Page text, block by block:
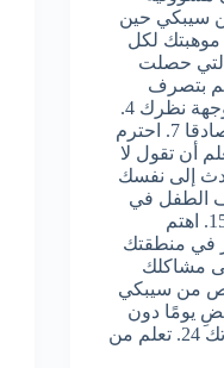
سيبكي حين
1. اكتشف موهبتك لكل
حصلت
كل يوم، قم بتصرف
لطيف لشخص غريب 3. دافع على وجهة نظرك 4.
أحب بقوة 5. اكتب مذكراتك 6. كن صادقا 7. احترم
يومك بشكل جيد 9. تعلم أن تقول لا
إجازة أسبوعية 11. تحدث إلى نفسك
13. اكتشف الطفل في
داخلك 14. العبقرية 99% منها إلهام 15. اهتم
أن تصمت 17. فكر في منطقتك
19. انظر إلى مشاكلك
ملخص من سيبكي
العشرون الثانية 21. اقضِ يومًا دون
ساعتك 22. خاطر أكثر 23. عش حياتك 24. تعلم من